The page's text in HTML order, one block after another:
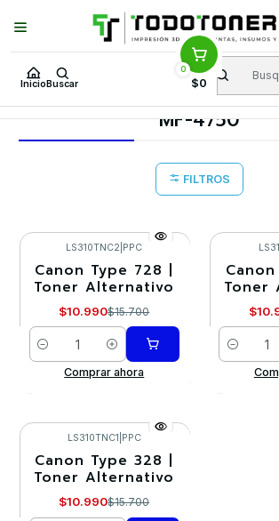
Inicio Buscar
0
$0
Puedes Elegir: Comprar enTienda· Despachoa
Tienda en24 Horas
Inicio Toner y tambor Toner Alternativo
Equipos CANON
MF-4750
FILTROS
-30%
LS310TNC2 PPC
Canon Type 728 |
Toner Alternativo
$10.990$15.700
Cantidad
Comprar ahora
-30%
Toner
Cantidad
-30%
LS310TNC1 PPC
Canon Type 328 |
Toner Alternativo
$10.990$15.700